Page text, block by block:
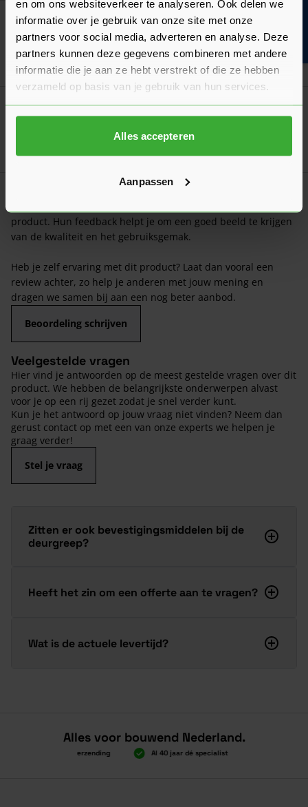
en om ons websiteverkeer te analyseren. Ook delen we
informatie over je gebruik van onze site met onze
partners voor social media, adverteren en analyse. Deze
partners kunnen deze gegevens combineren met andere
informatie die je aan ze hebt verstrekt of die ze hebben
verzameld op basis van je gebruik van hun services.
Alles accepteren
Aanpassen
Weekamp Schuifdeursysteem Spirit Black
Verkrijgbaar in 2 varianten
Vanaf 240,30 per set Ga
Deze aanslaglat is zwart gegrond
Weekamp Aanslaglat Industrieel AC9204
product. Hun feedback helpt je om een goed beeld te krijgen
van de kwaliteit en het gebruiksgemak.
Heb je zelf ervaring met dit product? Laat dan vooral een
review achter, zo help je anderen met jouw mening en
dragen we samen bij aan een nog beter aanbod.
Beoordeling schrijven
Veelgestelde vragen
Hier vind je antwoorden op de meest gestelde vragen over dit
product. We hebben de belangrijkste onderwerpen alvast
voor je op een rij gezet zodat je snel verder kunt.
Kun je het antwoord op jouw vraag niet vinden? Neem dan
gerust contact op met een van onze experts we helpen je
graag verder!
Stel je vraag
Zitten er ook bevestigingsmiddelen bij de
deurgreep?
Heeft het zin om een offerte aan te vragen?
Wat is de actuele levertijd?
Alles voor bouwend Nederland.
Boven 2.000 gratis verzending Al 40 jaar dé specialist